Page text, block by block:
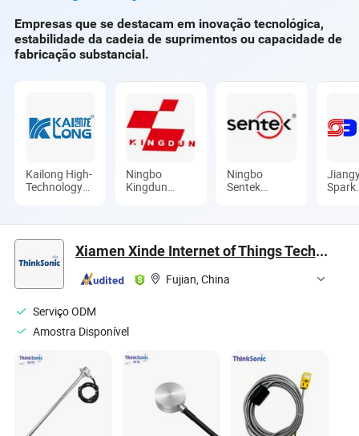
Empresas que se destacam em inovação tecnológica,
estabilidade da cadeia de suprimentos ou capacidade de
fabricação substancial.
Kailong High-
Technology
Ningbo
Kingdun
Ltd.
Ningbo
Sentek
Spark
Co.,
Xiamen Xinde Internet of Things Technology Co., Ltd
Fujian, China
Serviço ODM
Amostra Disponível